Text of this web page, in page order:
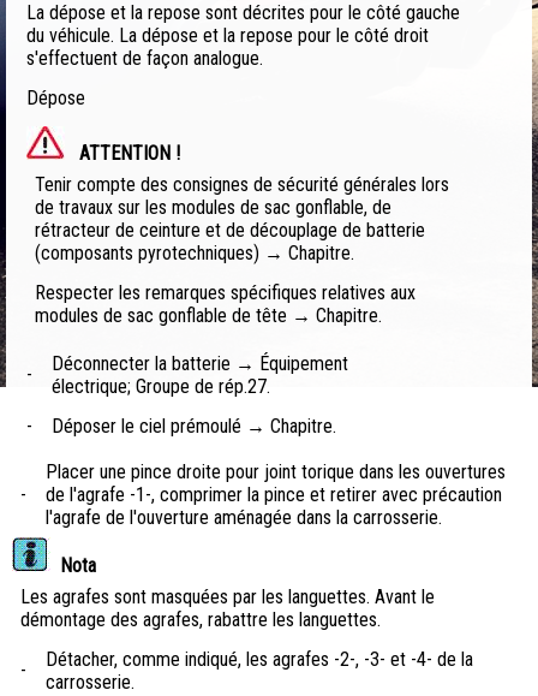
La dépose et la repose sont décrites pour le côté gauche
du véhicule. La dépose et la repose pour le côté droit
s'effectuent de façon analogue.
Dépose
ATTENTION !
Tenir compte des consignes de sécurité générales lors
de travaux sur les modules de sac gonflable, de
rétracteur de ceinture et de découplage de batterie
(composants pyrotechniques) → Chapitre.
Respecter les remarques spécifiques relatives aux
modules de sac gonflable de tête → Chapitre.
-
Déconnecter la batterie → Équipement
électrique; Groupe de rép.27.
-
Déposer le ciel prémoulé → Chapitre.
-
Placer une pince droite pour joint torique dans les ouvertures
de l'agrafe -1-, comprimer la pince et retirer avec précaution
l'agrafe de l'ouverture aménagée dans la carrosserie.
Nota
Les agrafes sont masquées par les languettes. Avant le
démontage des agrafes, rabattre les languettes.
-
Détacher, comme indiqué, les agrafes -2-, -3- et -4- de la
carrosserie.